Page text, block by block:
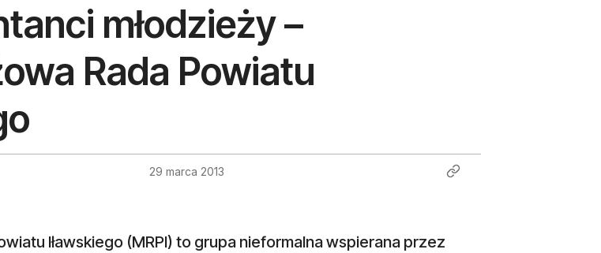
młodzieży –
Rada Powiatu
29 marca 2013
Iławskiego (MRPI) to grupa nieformalna wspierana przez